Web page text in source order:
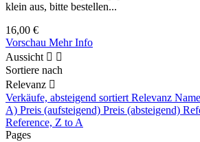
klein aus, bitte bestellen...
16,00 €
Vorschau Mehr Info
Aussicht  
Sortiere nach
Relevanz 
Verkäufe, absteigend sortiert Relevanz
A) Preis (aufsteigend) Preis (absteigend)
Reference, Z to A
Pages